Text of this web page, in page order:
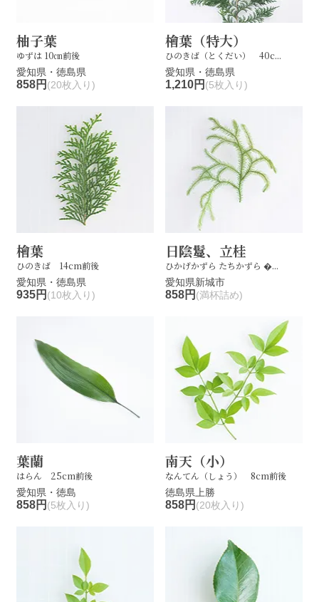
柚子葉
ゆずは 10㎝前後
愛知県・徳島県
858円 (20枚入り)
檜葉（特大）
ひのきば（とくだい） 40c...
愛知県・徳島県
1,210円 (5枚入り)
檜葉
ひのきば 14cm前後
愛知県・徳島県
935円 (10枚入り)
日陰鬘、立桂
ひかげかずら たちかずら �...
愛知県新城市
858円 (満杯詰め)
葉蘭
はらん 25cm前後
愛知県・徳島
858円 (5枚入り)
南天（小）
なんてん（しょう） 8cm前後
徳島県上勝
858円 (20枚入り)